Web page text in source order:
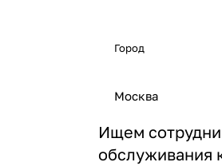
Город
Москва
Ищем
обслуживания